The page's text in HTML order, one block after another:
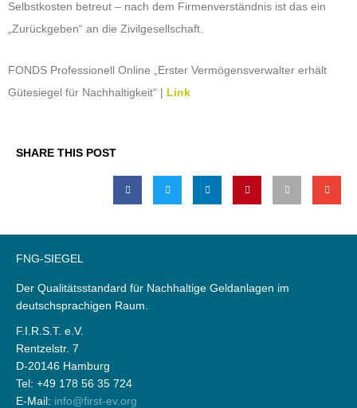
Selbstkosten betreut – nach dem Firmenverständnis ist das ein
„Zurückgeben“ an die Zivilgesellschaft.
FONDS Professionell Online „Erster Vermögensverwalter erhält
Gütesiegel für Nachhaltigkeit“ |
Link
SHARE THIS POST
FNG-SIEGEL
Der Qualitätsstandard für Nachhaltige Geldanlagen im
deutschsprachigen Raum.
F.I.R.S.T. e.V.
Rentzelstr. 7
D-20146 Hamburg
Tel: +49 178 56 35 724
E-Mail: info@first-ev.org